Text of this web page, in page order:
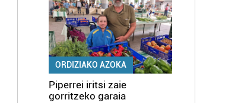
ORDIZIAKO AZOKA
Piperrei iritsi zaie
gorritzeko garaia